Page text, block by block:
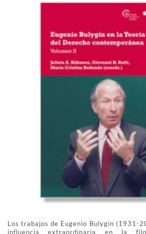
Los trabajos de Eugenio Bulygin (1931-
influencia extraordinaria en la